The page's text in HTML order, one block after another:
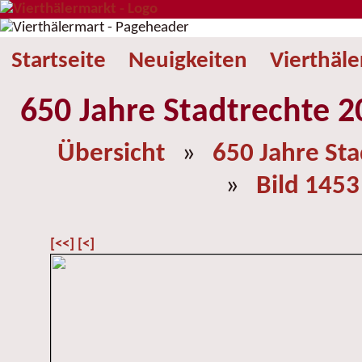
Startseite Neuigkeiten
650 Jahre Stadtrechte
Übersicht » 650 Jahre
» Bild 1453
[<<] [<]